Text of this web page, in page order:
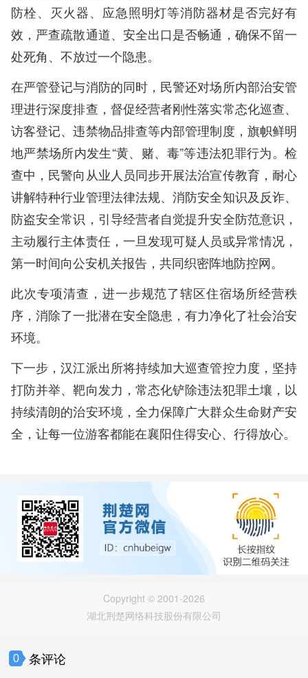
防栓、灭火器、应急照明灯等消防器材是否完好有
效，严查疏散通道、安全出口是否畅通，确保不留一
处死角、不放过一个隐患。
在严管登记与消防的同时，民警还对场所内部治安管
理进行深度排查，督促经营者刚性落实常态化巡查、
访客登记、违禁物品排查等内部管理制度，旗帜鲜明
地严禁场所内发生“黄、赌、毒”等违法犯罪行为。检
查中，民警向从业人员同步开展法治宣传教育，耐心
讲解特种行业管理法律法规、消防安全知识及反诈、
防盗安全常识，引导经营者自觉提升安全防范意识，
主动履行主体责任，一旦发现可疑人员或异常情况，
第一时间向公安机关报告，共同织密阵地防控网。
此次专项清查，进一步规范了辖区住宿场所经营秩
序，消除了一批潜在安全隐患，有力净化了社会治安
环境。
下一步，汉江派出所将持续加大巡查管控力度，坚持
打防并举、靶向发力，常态化铲除违法犯罪土壤，以
持续清朗的治安环境，全力保障广大群众生命财产安
全，让每一位游客都能在襄阳住得安心、行得放心。
Copyright © 2001-2026
湖北荆楚网络科技股份有限公司
0 条评论